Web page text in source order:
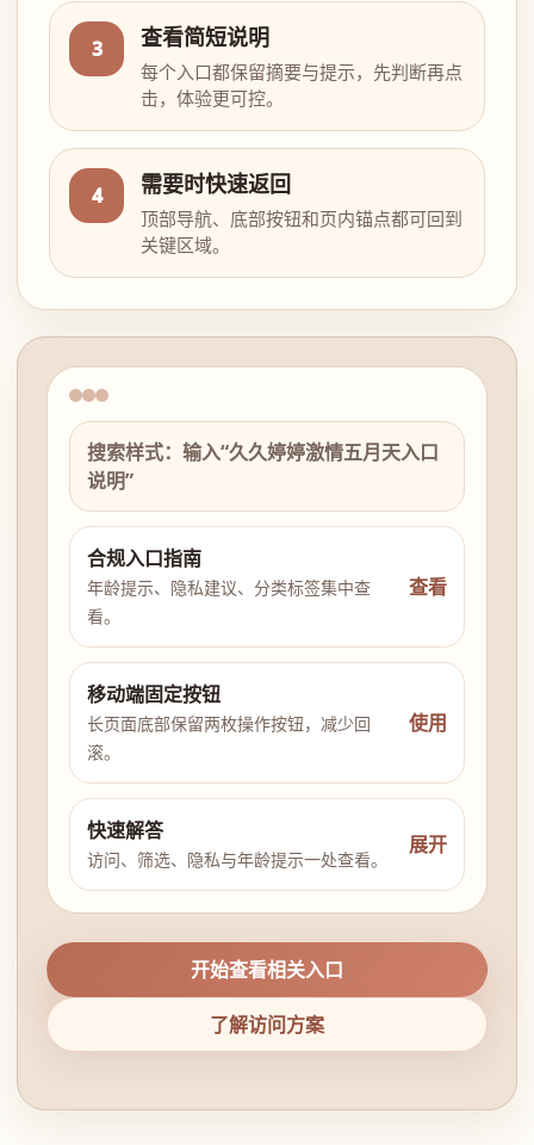
3 查看简短说明
每个入口都保留摘要与提示，先判断再点
击，体验更可控。
4 需要时快速返回
顶部导航、底部按钮和页内锚点都可回到
关键区域。
搜索样式：输入“久久婷婷激情五月天入口
说明”
合规入口指南
年龄提示、隐私建议、分类标签集中查
看。
查看
移动端固定按钮
长页面底部保留两枚操作按钮，减少回
滚。
使用
快速解答
访问、筛选、隐私与年龄提示一处查看。
展开
开始查看相关入口
了解访问方案